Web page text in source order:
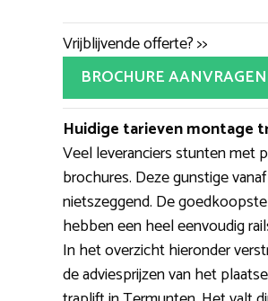
Vrijblijvende offerte? >>
BROCHURE AANVRAGEN
Huidige tarieven montage
Veel leveranciers stunten met
brochures. Deze gunstige
nietszeggend. De
hebben een heel eenvoudig
In het overzicht hieronder
de adviesprijzen van het